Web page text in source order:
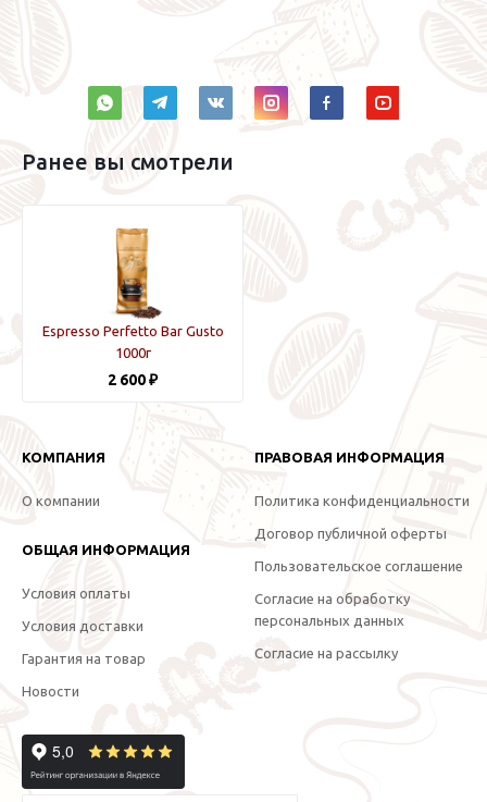
Ранее вы смотрели
Espresso Perfetto Bar Gusto
1000г
2 600 ₽
КОМПАНИЯ
О компании
ОБЩАЯ ИНФОРМАЦИЯ
Условия оплаты
Условия доставки
Гарантия на товар
Новости
ПРАВОВАЯ ИНФОРМАЦИЯ
Политика конфиденциальности
Договор публичной оферты
Пользовательское соглашение
Согласие на обработку
персональных данных
Согласие на рассылку